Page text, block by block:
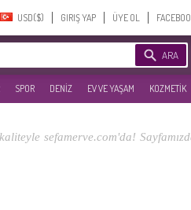
USD($)‎ GIRIŞ YAP ÜYE OL
ARA
SPOR DENİZ EV VE YAŞAM KOZMETİK
sefamerve.com'da!